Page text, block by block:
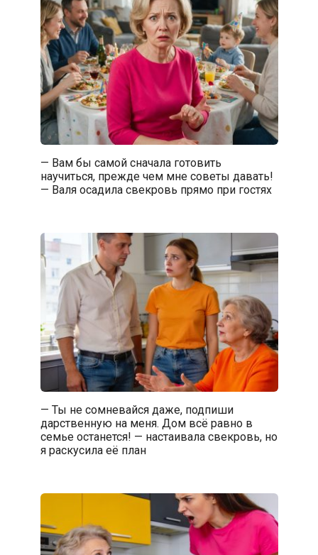
— Вам бы самой сначала готовить
научиться, прежде чем мне советы давать!
— Валя осадила свекровь прямо при гостях
— Ты не сомневайся даже, подпиши
дарственную на меня. Дом всё равно в
семье останется! — настаивала свекровь, но
я раскусила её план